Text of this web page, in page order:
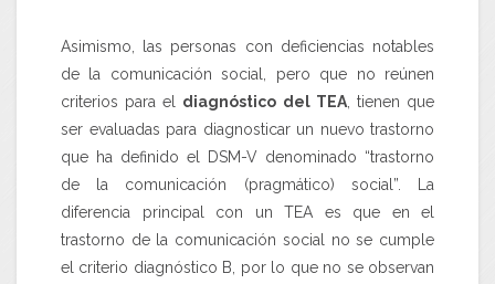
Asimismo, las personas con deficiencias notables
de la comunicación social, pero que no reúnen
criterios para el diagnóstico del TEA, tienen que
ser evaluadas para diagnosticar un nuevo trastorno
que ha definido el
DSM-V denominado “trastorno
de la comunicación (pragmático) social”. La
diferencia principal con un TEA es que en el
trastorno de la comunicación social no se cumple
el criterio diagnóstico B, por lo que no se observan